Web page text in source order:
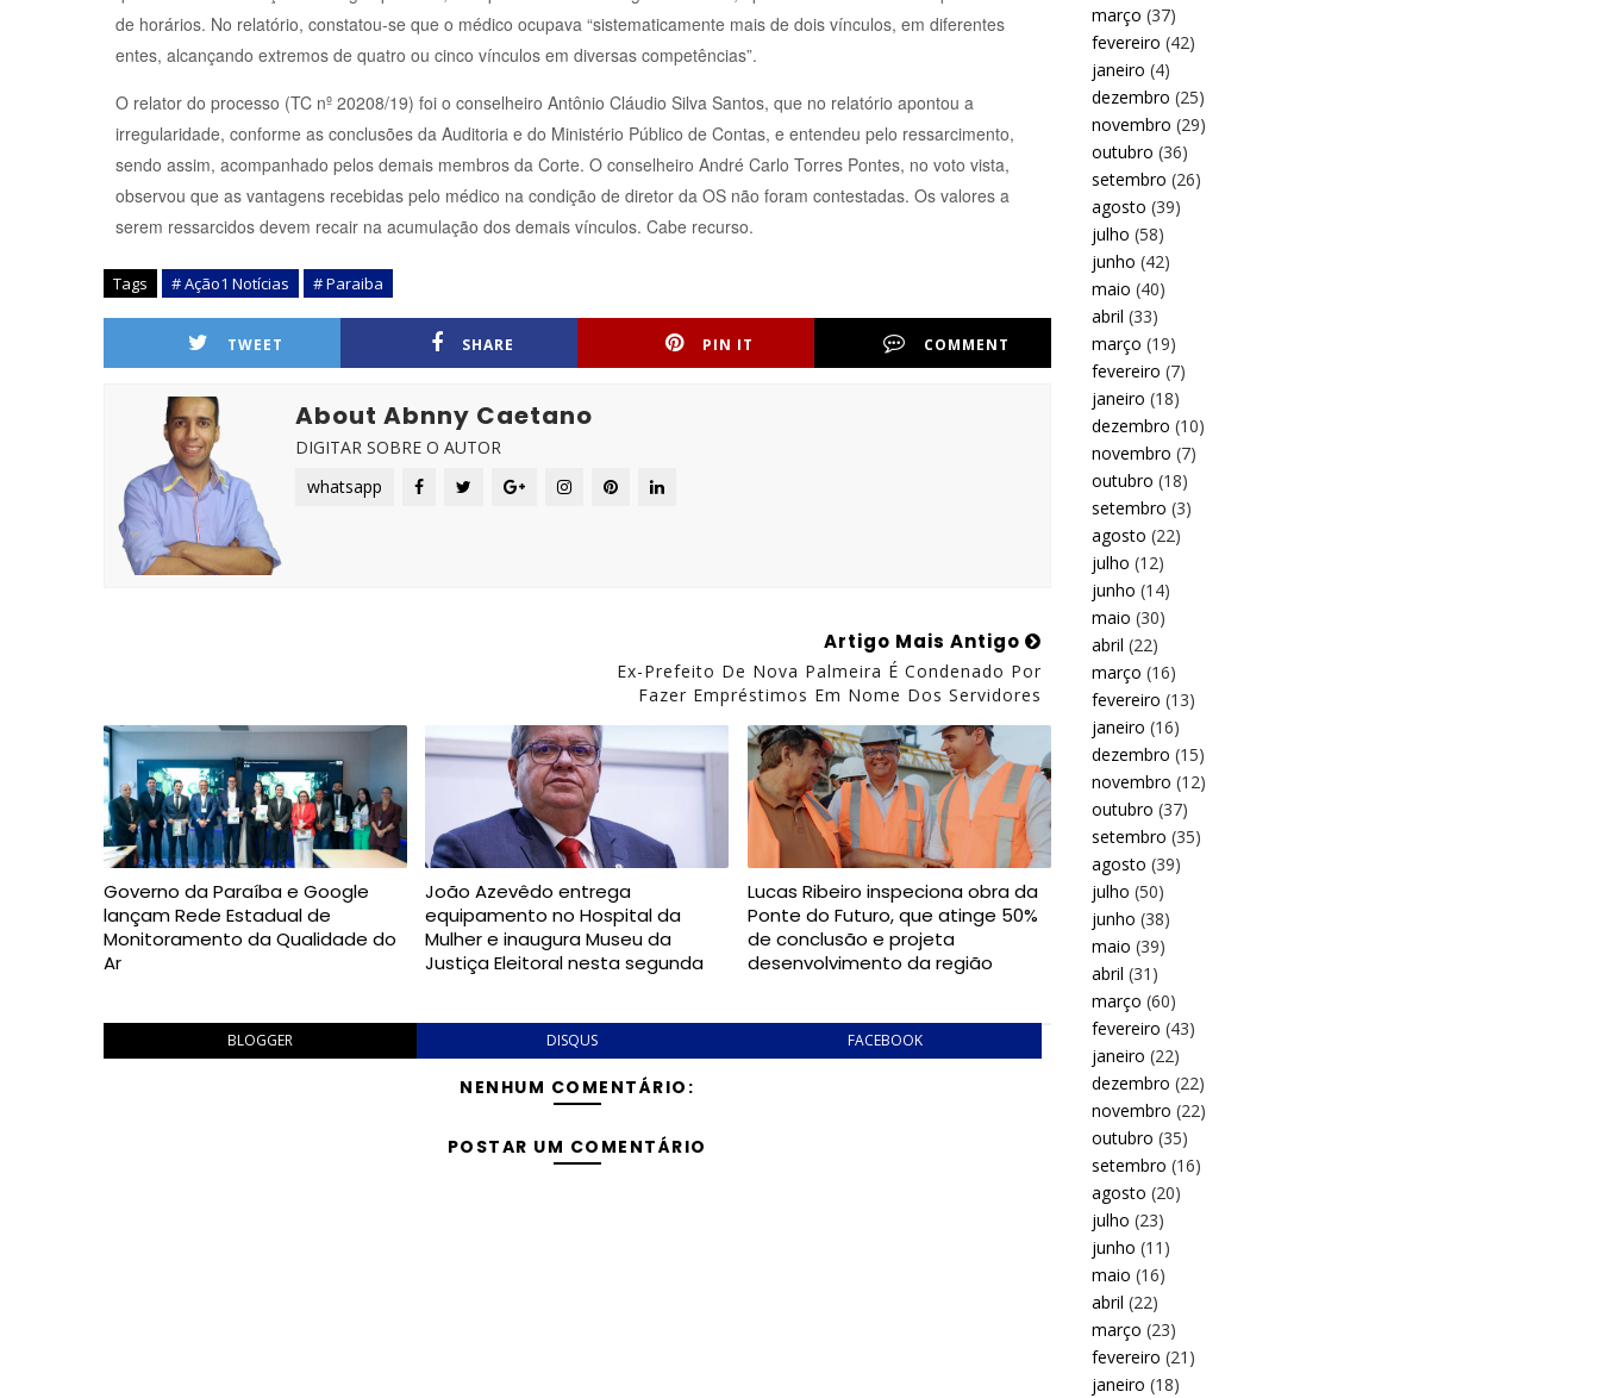
de horários. No relatório, constatou-se que o médico ocupava “sistematicamente mais de dois vínculos, em diferentes
entes, alcançando extremos de quatro ou cinco vínculos em diversas competências”.
O relator do processo (TC nº 20208/19) foi o conselheiro Antônio Cláudio Silva Santos, que no relatório apontou a
irregularidade, conforme as conclusões da Auditoria e do Ministério Público de Contas, e entendeu pelo ressarcimento,
sendo assim, acompanhado pelos demais membros da Corte. O conselheiro André Carlo Torres Pontes, no voto vista,
observou que as vantagens recebidas pelo médico na condição de diretor da OS não foram contestadas. Os valores a
serem ressarcidos devem recair na acumulação dos demais vínculos. Cabe recurso.
Tags # Ação1 Notícias # Paraiba
TWEET SHARE PIN IT COMMENT
About Abnny Caetano
DIGITAR SOBRE O AUTOR
whatsapp
Artigo Mais Antigo
Ex-Prefeito De Nova Palmeira É Condenado Por
Fazer Empréstimos Em Nome Dos Servidores
Governo da Paraíba e Google
lançam Rede Estadual de
Monitoramento da Qualidade do
Ar
João Azevêdo entrega
equipamento no Hospital da
Mulher e inaugura Museu da
Justiça Eleitoral nesta segunda
Lucas Ribeiro inspeciona obra da
Ponte do Futuro, que atinge 50%
de conclusão e projeta
desenvolvimento da região
BLOGGER DISQUS FACEBOOK
NENHUM COMENTÁRIO:
POSTAR UM COMENTÁRIO
março (37)
fevereiro (42)
janeiro (4)
dezembro (25)
novembro (29)
outubro (36)
setembro (26)
agosto (39)
julho (58)
junho (42)
maio (40)
abril (33)
março (19)
fevereiro (7)
janeiro (18)
dezembro (10)
novembro (7)
outubro (18)
setembro (3)
agosto (22)
julho (12)
junho (14)
maio (30)
abril (22)
março (16)
fevereiro (13)
janeiro (16)
dezembro (15)
novembro (12)
outubro (37)
setembro (35)
agosto (39)
julho (50)
junho (38)
maio (39)
abril (31)
março (60)
fevereiro (43)
janeiro (22)
dezembro (22)
novembro (22)
outubro (35)
setembro (16)
agosto (20)
julho (23)
junho (11)
maio (16)
abril (22)
março (23)
fevereiro (21)
janeiro (18)